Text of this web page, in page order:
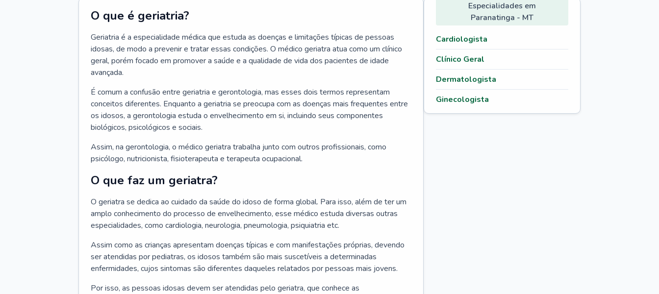
O que é geriatria?
Geriatria é a especialidade médica que estuda as doenças e limitações típicas de pessoas
idosas, de modo a prevenir e tratar essas condições. O médico geriatra atua como um clínico
geral, porém focado em promover a saúde e a qualidade de vida dos pacientes de idade
avançada.
É comum a confusão entre geriatria e gerontologia, mas esses dois termos representam
conceitos diferentes. Enquanto a geriatria se preocupa com as doenças mais frequentes entre
os idosos, a gerontologia estuda o envelhecimento em si, incluindo seus componentes
biológicos, psicológicos e sociais.
Assim, na gerontologia, o médico geriatra trabalha junto com outros profissionais, como
psicólogo, nutricionista, fisioterapeuta e terapeuta ocupacional.
O que faz um geriatra?
O geriatra se dedica ao cuidado da saúde do idoso de forma global. Para isso, além de ter um
amplo conhecimento do processo de envelhecimento, esse médico estuda diversas outras
especialidades, como cardiologia, neurologia, pneumologia, psiquiatria etc.
Assim como as crianças apresentam doenças típicas e com manifestações próprias, devendo
ser atendidas por pediatras, os idosos também são mais suscetíveis a determinadas
enfermidades, cujos sintomas são diferentes daqueles relatados por pessoas mais jovens.
Por isso, as pessoas idosas devem ser atendidas pelo geriatra, que conhece as
Especialidades em
Paranatinga - MT
Cardiologista
Clínico Geral
Dermatologista
Ginecologista